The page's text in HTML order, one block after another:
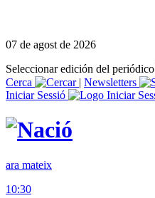
07 de agost de 2026
Seleccionar edición del periódico
Cerca
| Newsletters
Iniciar Sessió
ara mateix
10:30